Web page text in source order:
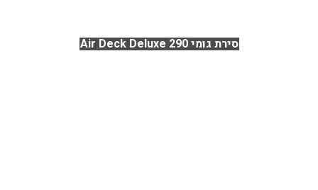
סירת גומי Air Deck Deluxe 290